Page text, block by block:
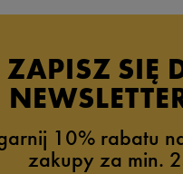
ZAPISZ SIĘ
10% rabatu
zakupy za min.